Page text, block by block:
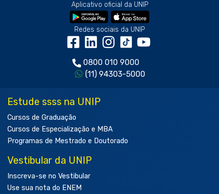
Aplicativo oficial da UNIP
Redes sociais da UNIP
0800 010 9000
(11) 94303-5000
Estude ssss na UNIP
Cursos de Graduação
Cursos de Especialização e MBA
Programas de Mestrado e Doutorado
Vestibular da UNIP
Inscreva-se no Vestibular
Use sua nota do ENEM